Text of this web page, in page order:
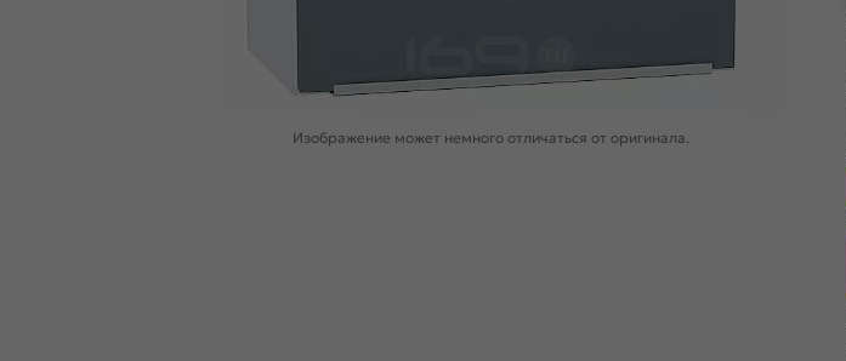
Изображение может немного отличаться от оригинала.